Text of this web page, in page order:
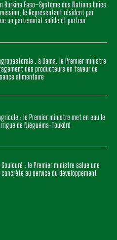
Burkina Faso–Système des Nations Unies
le Représentant résident par
un partenariat solide et porteur
: à Bama, le Premier ministre
des producteurs en faveur de
alimentaire
: le Premier ministre met en eau le
de Niéguéma-Toukôrô
Goulouré : le Premier ministre salue une
au service du développement